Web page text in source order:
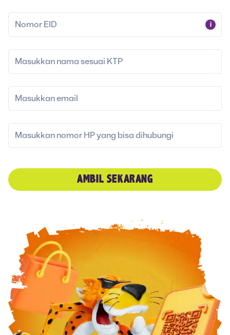
i
AMBIL SEKARANG